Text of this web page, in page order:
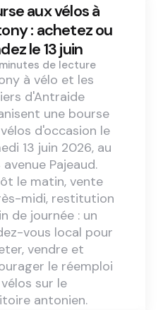
aux vélos à
: achetez ou
le 13 juin
à vélo et les
d'Antraide
une bourse
d'occasion le
13 juin 2026, au
Pajeaud.
le matin, vente
midi, restitution
de journée : un
vous local pour
vendre et
le réemploi
sur le
antonien.